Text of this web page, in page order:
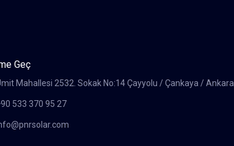
Geç
Mahallesi 2532. Sokak No:14 Çayyolu / Çankaya / Ankara
533 370 95 27